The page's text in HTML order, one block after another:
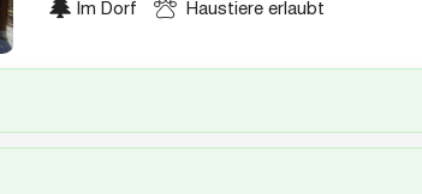
Im Dorf
Haustiere erlaubt